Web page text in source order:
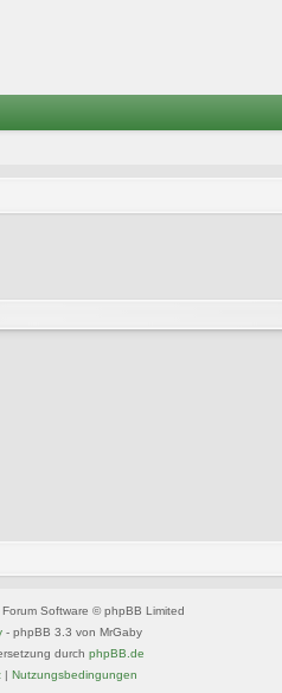
Software © phpBB Limited
- phpBB 3.3 von MrGaby
durch phpBB.de
| Nutzungsbedingungen